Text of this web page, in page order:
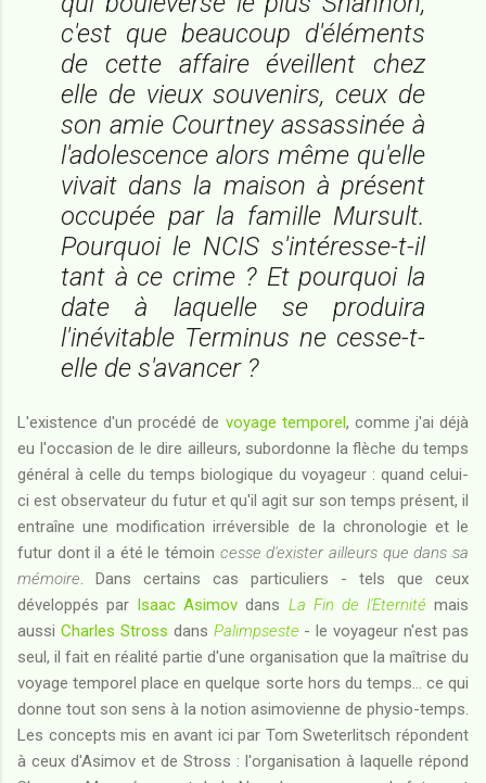
c'est que beaucoup d'éléments
de cette affaire éveillent chez
elle de vieux souvenirs, ceux de
son amie Courtney assassinée à
l'adolescence alors même qu'elle
vivait dans la maison à présent
occupée par la famille Mursult.
Pourquoi le NCIS s'intéresse-t-il
tant à ce crime ? Et pourquoi la
date à laquelle se produira
l'inévitable Terminus ne cesse-t-
elle de s'avancer ?
L'existence d'un procédé de voyage temporel, comme j'ai déjà
eu l'occasion de le dire ailleurs, subordonne la flèche du temps
général à celle du temps biologique du voyageur : quand celui-
ci est observateur du futur et qu'il agit sur son temps présent, il
entraîne une modification irréversible de la chronologie et le
futur dont il a été le témoin cesse d'exister ailleurs que dans sa
mémoire. Dans certains cas particuliers - tels que ceux
développés par Isaac Asimov dans La Fin de l'Eternité mais
aussi Charles Stross dans Palimpseste - le voyageur n'est pas
seul, il fait en réalité partie d'une organisation que la maîtrise du
voyage temporel place en quelque sorte hors du temps... ce qui
donne tout son sens à la notion asimovienne de physio-temps.
Les concepts mis en avant ici par Tom Sweterlitsch répondent
à ceux d'Asimov et de Stross : l'organisation à laquelle répond